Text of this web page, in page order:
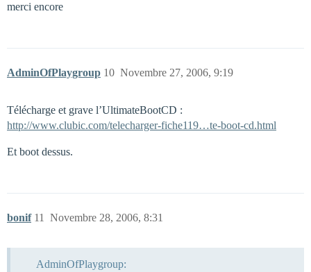
merci encore
AdminOfPlaygroup Novembre 27, 2006, 9:19
10
Télécharge et grave l’UltimateBootCD :
http://www.clubic.com/telecharger-fiche119…te-boot-cd.html
Et boot dessus.
bonif Novembre 28, 2006, 8:31
11
AdminOfPlaygroup: